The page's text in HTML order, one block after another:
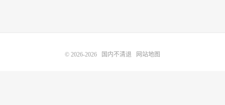
© 2026-2026 国内不清退 网站地图